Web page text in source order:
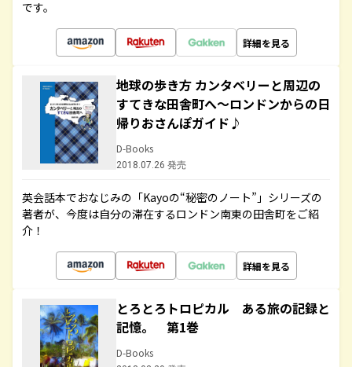
です。
詳細を見る
地球の歩き方 カンタベリーと周辺の
すてきな田舎町へ～ロンドンからの日
帰りおさんぽガイド♪
D-Books
2018.07.26 発売
英会話本でおなじみの「Kayoの“秘密のノート”」シリーズの
著者が、今度は自分の滞在するロンドン南東の田舎町をご紹
介！
詳細を見る
とろとろトロピカル ある旅の記録と
記憶。 第1巻
D-Books